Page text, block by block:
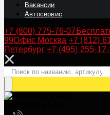
Вакансии
Автосервис
+7 (800) 775-76-07
99Офис Москва +7 (812)
Петербург +7 (495) 255-